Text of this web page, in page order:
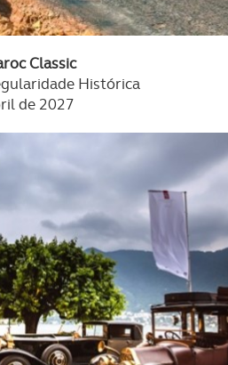
Classic
Histórica
de 2027